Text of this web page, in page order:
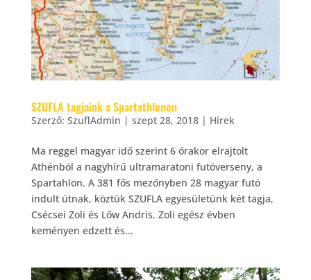
SZUFLA tagjaink a Spartathlonon
Szerző: SzuflAdmin | szept 28, 2018| Hírek
Ma reggel magyar idő szerint 6 órakor elrajtolt
Athénból a nagyhírű ultramaratoni futóverseny, a
Spartahlon. A 381 fős mezőnyben 28 magyar futó
indult útnak, köztük SZUFLA egyesületünk két tagja,
Csécsei Zoli és Lőw Andris. Zoli egész évben
keményen edzett és...